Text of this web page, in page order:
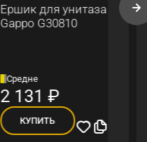
Ершик для унитаза
Gappo G30810
Средне
2 131₽
КУПИТЬ